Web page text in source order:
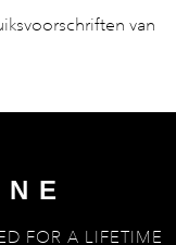
van
FOR A LIFETIME